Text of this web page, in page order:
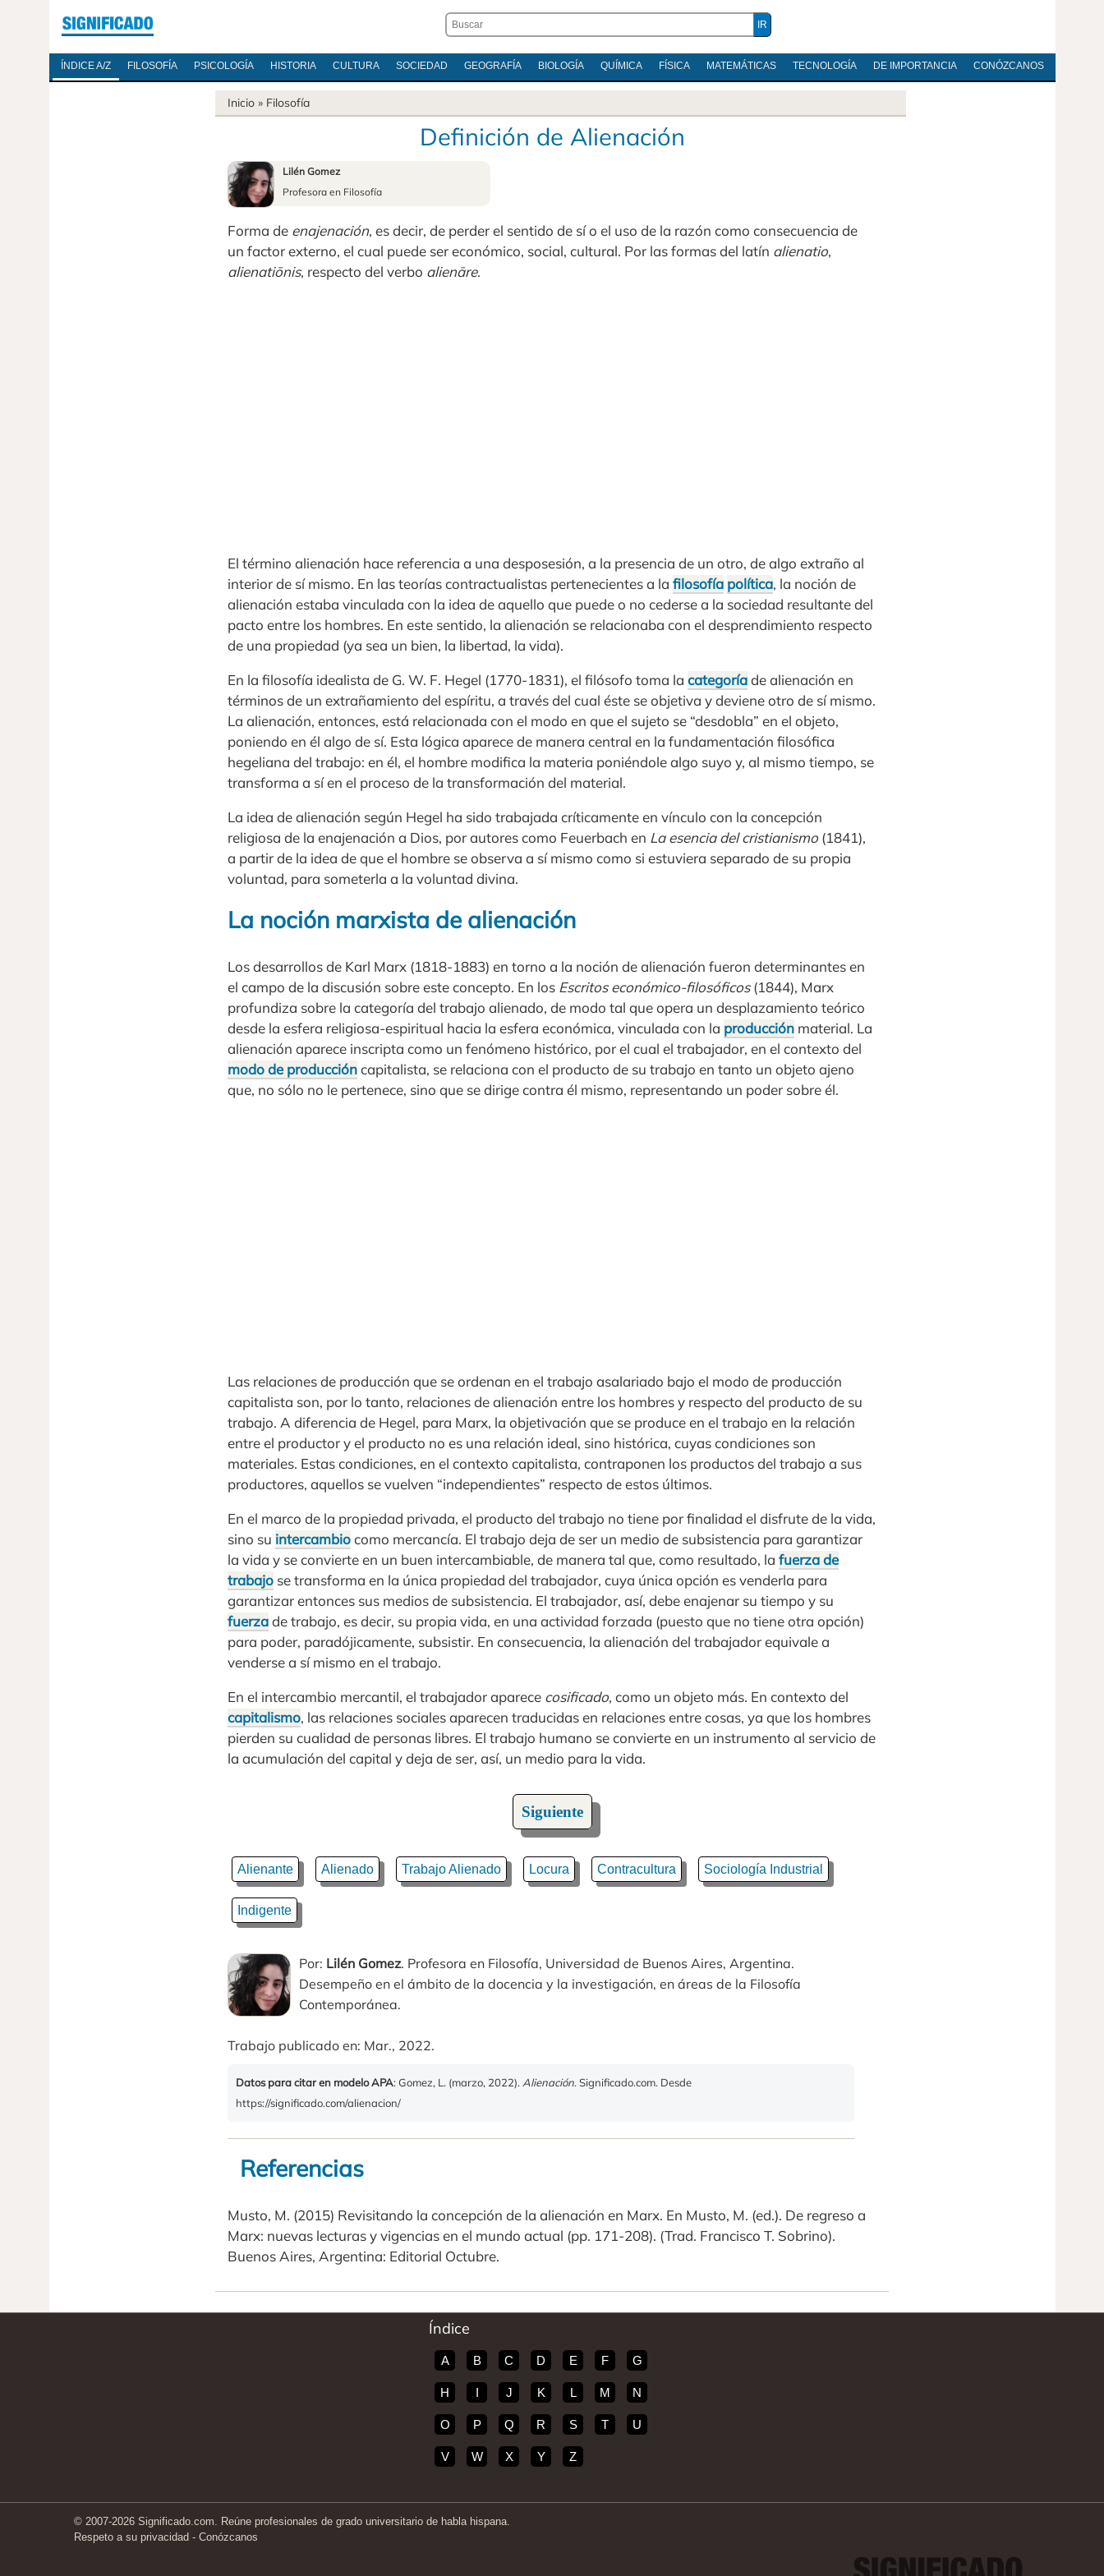
ÍNDICE A/Z FILOSOFÍA PSICOLOGÍA HISTORIA CULTURA SOCIEDAD GEOGRAFÍA BIOLOGÍA QUÍMICA FÍSICA MATEMÁTICAS TECNOLOGÍA DE IMPORTANCIA CONÓZCANOS
Inicio » Filosofía
Definición de Alienación
Lilén Gomez
Profesora en Filosofía
Forma de enajenación, es decir, de perder el sentido de sí o el uso de la razón como consecuencia de
un factor externo, el cual puede ser económico, social, cultural. Por las formas del latín alienatio,
alienatiōnis, respecto del verbo alienāre.
El término alienación hace referencia a una desposesión, a la presencia de un otro, de algo extraño al
interior de sí mismo. En las teorías contractualistas pertenecientes a la filosofía política, la noción de
alienación estaba vinculada con la idea de aquello que puede o no cederse a la sociedad resultante del
pacto entre los hombres. En este sentido, la alienación se relacionaba con el desprendimiento respecto
de una propiedad (ya sea un bien, la libertad, la vida).
En la filosofía idealista de G. W. F. Hegel (1770-1831), el filósofo toma la categoríade alienación en
términos de un extrañamiento del espíritu, a través del cual éste se objetiva y deviene otro de sí mismo.
La alienación, entonces, está relacionada con el modo en que el sujeto se “desdobla” en el objeto,
poniendo en él algo de sí. Esta lógica aparece de manera central en la fundamentación filosófica
hegeliana del trabajo: en él, el hombre modifica la materia poniéndole algo suyo y, al mismo tiempo, se
transforma a sí en el proceso de la transformación del material.
La idea de alienación según Hegel ha sido trabajada críticamente en vínculo con la concepción
religiosa de la enajenación a Dios, por autores como Feuerbach en La esencia del cristianismo(1841),
a partir de la idea de que el hombre se observa a sí mismo como si estuviera separado de su propia
voluntad, para someterla a la voluntad divina.
La noción marxista de alienación
Los desarrollos de Karl Marx (1818-1883) en torno a la noción de alienación fueron determinantes en
el campo de la discusión sobre este concepto. En los Escritos económico-filosóficos(1844), Marx
profundiza sobre la categoría del trabajo alienado, de modo tal que opera un desplazamiento teórico
desde la esfera religiosa-espiritual hacia la esfera económica, vinculada con la producción material. La
alienación aparece inscripta como un fenómeno histórico, por el cual el trabajador, en el contexto del
modo de produccióncapitalista, se relaciona con el producto de su trabajo en tanto un objeto ajeno
que, no sólo no le pertenece, sino que se dirige contra él mismo, representando un poder sobre él.
Las relaciones de producción que se ordenan en el trabajo asalariado bajo el modo de producción
capitalista son, por lo tanto, relaciones de alienación entre los hombres y respecto del producto de su
trabajo. A diferencia de Hegel, para Marx, la objetivación que se produce en el trabajo en la relación
entre el productor y el producto no es una relación ideal, sino histórica, cuyas condiciones son
materiales. Estas condiciones, en el contexto capitalista, contraponen los productos del trabajo a sus
productores, aquellos se vuelven “independientes” respecto de estos últimos.
En el marco de la propiedad privada, el producto del trabajo no tiene por finalidad el disfrute de la vida,
sino su intercambiocomo mercancía. El trabajo deja de ser un medio de subsistencia para garantizar
la vida y se convierte en un buen intercambiable, de manera tal que, como resultado, la fuerza de
trabajo se transforma en la única propiedad del trabajador, cuya única opción es venderla para
garantizar entonces sus medios de subsistencia. El trabajador, así, debe enajenar su tiempo y su
fuerzade trabajo, es decir, su propia vida, en una actividad forzada (puesto que no tiene otra opción)
para poder, paradójicamente, subsistir. En consecuencia, la alienación del trabajador equivale a
venderse a sí mismo en el trabajo.
En el intercambio mercantil, el trabajador aparece cosificado, como un objeto más. En contexto del
capitalismo, las relaciones sociales aparecen traducidas en relaciones entre cosas, ya que los hombres
pierden su cualidad de personas libres. El trabajo humano se convierte en un instrumento al servicio de
la acumulación del capital y deja de ser, así, un medio para la vida.
Siguiente
Alienante Alienado Trabajo Alienado Locura Contracultura Sociología Industrial
Indigente
Por: Lilén Gomez. Profesora en Filosofía, Universidad de Buenos Aires, Argentina.
Desempeño en el ámbito de la docencia y la investigación, en áreas de la Filosofía
Contemporánea.
Trabajo publicado en: Mar., 2022.
Datos para citar en modelo APA: Gomez, L. (marzo, 2022).Alienación. Significado.com. Desde
https://significado.com/alienacion/
Referencias
Musto, M. (2015) Revisitando la concepción de la alienación en Marx. En Musto, M. (ed.). De regreso a
Marx: nuevas lecturas y vigencias en el mundo actual (pp. 171-208). (Trad. Francisco T. Sobrino).
Buenos Aires, Argentina: Editorial Octubre.
Índice
A B C D E F G
H J K L M N
O P Q R S T U
V W X Y Z
© 2007-2026 Significado.com. Reúne profesionales de grado universitario de habla hispana.
Respeto a su privacidad - Conózcanos